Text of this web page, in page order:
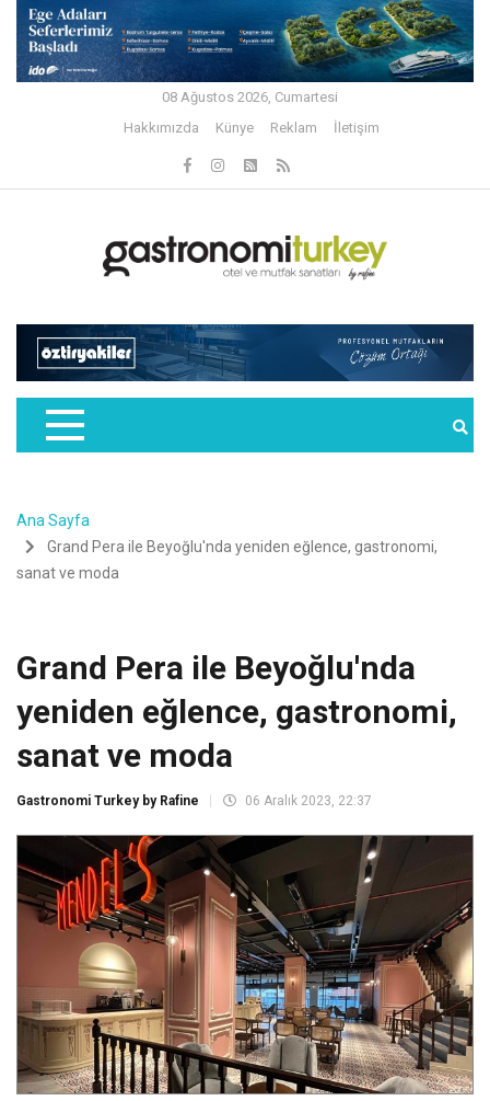
08 Ağustos 2026, Cumartesi
Hakkımızda
Künye Reklam İletişim
Ana Sayfa
Grand Pera ile Beyoğlu'nda yeniden eğlence, gastronomi,
sanat ve moda
Grand Pera ile Beyoğlu'nda
yeniden eğlence, gastronomi,
sanat ve moda
Gastronomi Turkey by Rafine 06 Aralık 2023, 22:37